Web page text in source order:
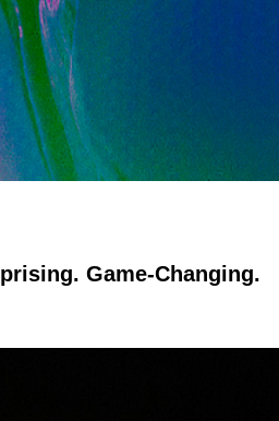
Game-Changing.